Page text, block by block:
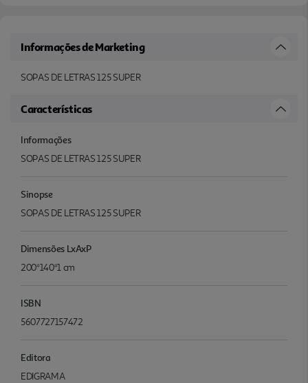
Informações de Marketing
SOPAS DE LETRAS 125 SUPER
Características
Informações
SOPAS DE LETRAS 125 SUPER
Sinopse
SOPAS DE LETRAS 125 SUPER
Dimensões LxAxP
200*140*1 cm
ISBN
5607727157472
Editora
EDIGRAMA